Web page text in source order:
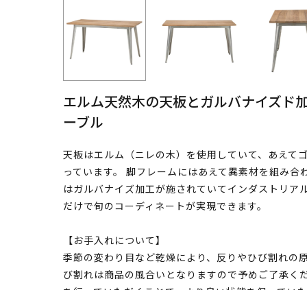
エルム天然木の天板とガルバナイズド
ーブル
天板はエルム（ニレの木）を使用していて、あえて
っています。 脚フレームにはあえて異素材を組み
はガルバナイズ加工が施されていてインダストリア
だけで旬のコーディネートが実現できます。
【お手入れについて】
季節の変わり目など乾燥により、反りやひび割れの
び割れは商品の風合いとなりますので予めご了承く